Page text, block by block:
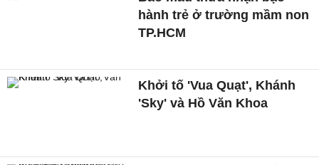
hành trẻ ở trường mầm non
TP.HCM
Khởi tố 'Vua Quạt', Khánh
'Sky' và Hồ Văn Khoa